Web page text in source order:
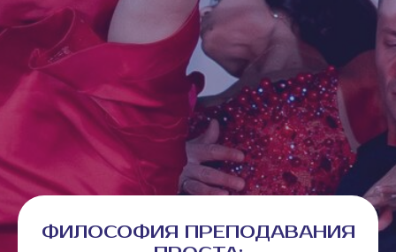
ФИЛОСОФИЯ ПРЕПОДАВАНИЯ